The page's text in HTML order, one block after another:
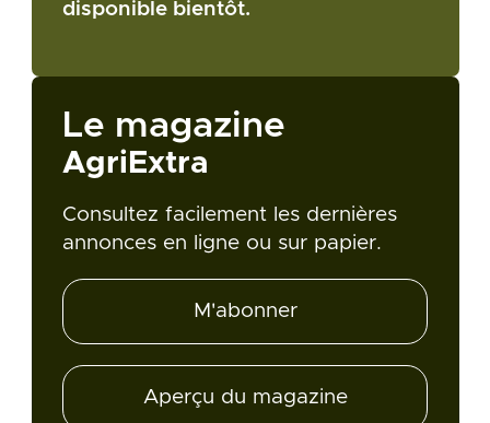
disponible bientôt.
Le magazine
AgriExtra
Consultez facilement les dernières
annonces en ligne ou sur papier.
M'abonner
Aperçu du magazine